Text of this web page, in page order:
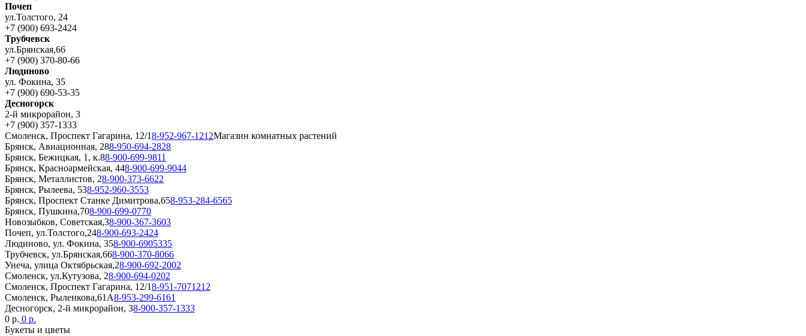
Почеп
ул.Толстого, 24
+7 (900) 693-2424
Трубчевск
ул.Брянская,66
+7 (900) 370-80-66
Людиново
ул. Фокина, 35
+7 (900) 690-53-35
Десногорск
2-й микрорайон, 3
+7 (900) 357-1333
Смоленск, Проспект Гагарина, 12/18-952-967-1212Магазин комнатных растений
Брянск, Авиационная, 288-950-694-2828
Брянск, Бежицкая, 1, к.88-900-699-9811
Брянск, Красноармейская, 448-900-699-9044
Брянск, Металлистов, 28-900-373-6622
Брянск, Рылеева, 538-952-960-3553
Брянск, Проспект Станке Димитрова,658-953-284-6565
Брянск, Пушкина,708-900-699-0770
Новозыбков, Советская,38-900-367-3603
Почеп, ул.Толстого,248-900-693-2424
Людиново, ул. Фокина, 358-900-6905335
Трубчевск, ул.Брянская,668-900-370-8066
Унеча, улица Октябрьская,28-900-692-2002
Смоленск, ул.Кутузова, 28-900-694-0202
Смоленск, Проспект Гагарина, 12/18-951-7071212
Смоленск, Рыленкова,61А8-953-299-6161
Десногорск, 2-й микрорайон, 38-900-357-1333
0 р. 0 р.
Букеты и цветы